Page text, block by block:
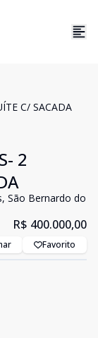
C/ SACADA
2
São Bernardo do
R$ 400.000,00
Favorito